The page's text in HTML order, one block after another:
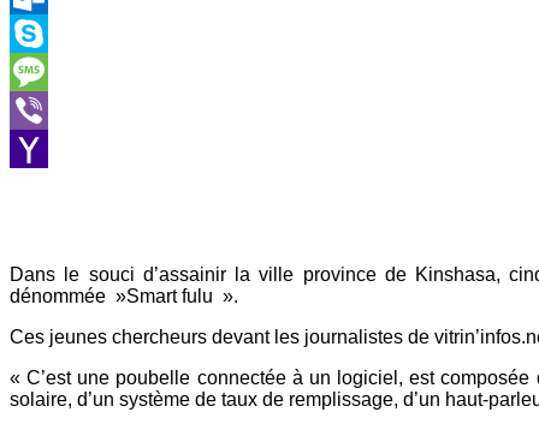
Outlook.com
Skype
Message
Viber
Dans le souci d’assainir la ville province de Kinshasa,
dénommée »Smart fulu ».
Ces jeunes chercheurs devant les journalistes de
« C’est une poubelle connectée à un logiciel, est composée
solaire, d’un système de taux de remplissage, d’un haut-